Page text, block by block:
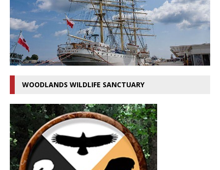
WOODLANDS WILDLIFE SANCTUARY